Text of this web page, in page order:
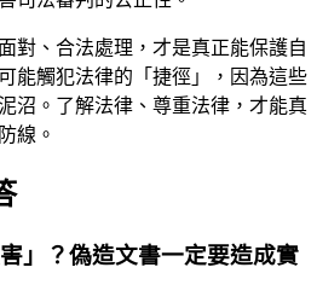
對、合法處理，才是真正能保護自
能觸犯法律的「捷徑」，因為這些
沼。了解法律、尊重法律，才能真
線。
」？偽造文書一定要造成實